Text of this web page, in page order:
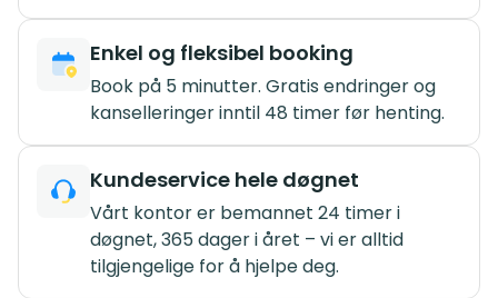
Enkel og fleksibel booking
Book på 5 minutter. Gratis endringer og
kanselleringer inntil 48 timer før henting.
Kundeservice hele døgnet
Vårt kontor er bemannet 24 timer i
døgnet, 365 dager i året – vi er alltid
tilgjengelige for å hjelpe deg.